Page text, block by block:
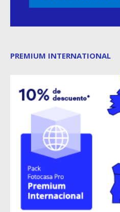
PREMIUM INTERNATIONAL